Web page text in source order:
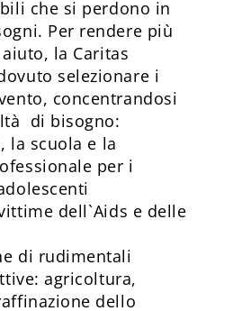
che si perdono in
Per rendere più
la Caritas
selezionare i
concentrandosi
di bisogno:
la scuola e la
per i
dell`Aids e delle
di rudimentali
agricoltura,
dello